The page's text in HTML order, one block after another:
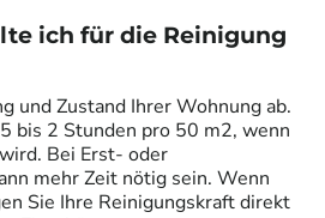
ich für die Reinigung
und Zustand Ihrer Wohnung ab.
bis 2 Stunden pro 50 m2, wenn
Bei Erst- oder
mehr Zeit nötig sein. Wenn
Sie Ihre Reinigungskraft direkt